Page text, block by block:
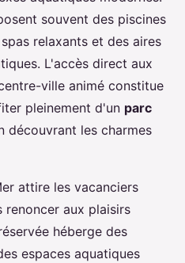
souvent des piscines
relaxants et des aires
L'accès direct aux
ville animé constitue
pleinement d'un parc
découvrant les charmes
attire les vacanciers
renoncer aux plaisirs
héberge des
espaces aquatiques